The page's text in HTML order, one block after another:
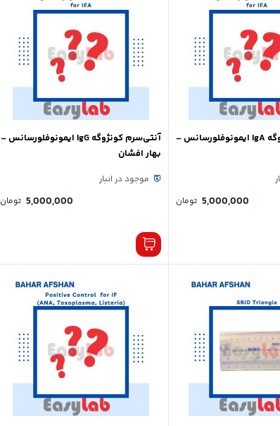
آنتی‌سرم کونژوگه IgA ایمونوفلورسانس –
5,000,000 تومان
آنتی‌سرم کونژوگه IgG ایمونوفلورسانس –
بهار افشان
موجود در انبار
5,000,000 تومان